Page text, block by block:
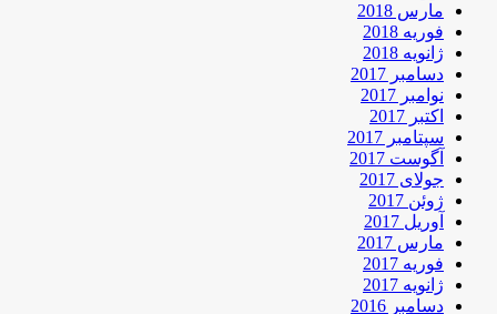
مارس 2018
فوریه 2018
ژانویه 2018
دسامبر 2017
نوامبر 2017
اکتبر 2017
سپتامبر 2017
آگوست 2017
جولای 2017
ژوئن 2017
آوریل 2017
مارس 2017
فوریه 2017
ژانویه 2017
دسامبر 2016